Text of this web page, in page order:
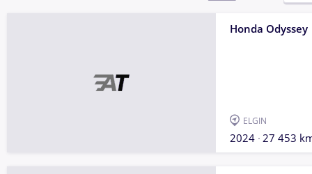
Honda Odyssey
ELGIN
2024 27 453